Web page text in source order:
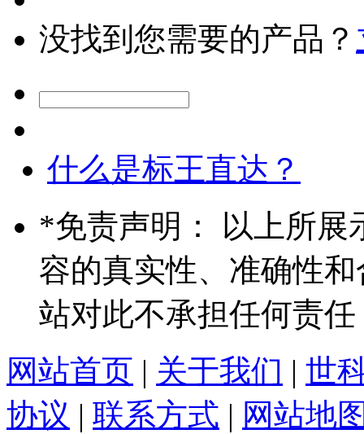
没找到您需要的产品？
什么是标王直达？
*免责声明： 以上所展
容的真实性、准确性
站对此不承担任何责任
网站首页 | 关于我们 | 世
协议 | 联系方式 | 网站地